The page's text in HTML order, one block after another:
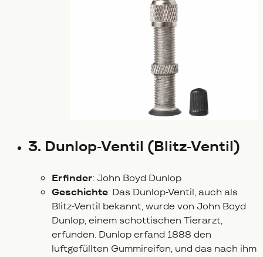
3. Dunlop-Ventil (Blitz-Ventil)
Erfinder: John Boyd Dunlop
Geschichte: Das Dunlop-Ventil, auch als
Blitz-Ventil bekannt, wurde von John Boyd
Dunlop, einem schottischen Tierarzt,
erfunden. Dunlop erfand 1888 den
luftgefüllten Gummireifen, und das nach ihm